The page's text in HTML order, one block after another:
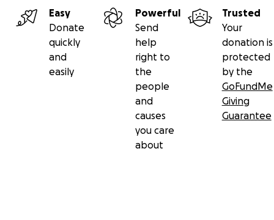
Easy
Donate
quickly
and
easily
Powerful
Send
help
right to
the
people
and
causes
you care
about
Trusted
Your
donation is
protected
by the
GoFundMe
Giving
Guarantee